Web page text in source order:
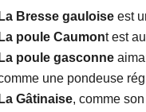
La Bresse gauloise est
La poule Caumont est
La poule gasconne
une pondeuse
La Gâtinaise, comme